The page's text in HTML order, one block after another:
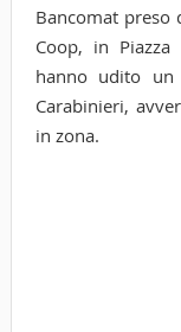
Bancomat preso
Coop, in
hanno udito
Carabinieri,
in zona.